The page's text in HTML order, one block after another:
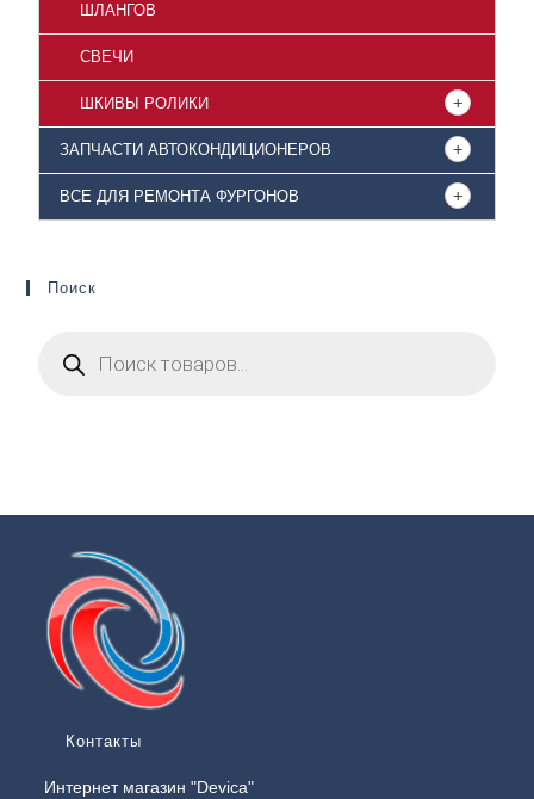
ШЛАНГОВ
СВЕЧИ
ШКИВЫ РОЛИКИ
ЗАПЧАСТИ АВТОКОНДИЦИОНЕРОВ
ВСЕ ДЛЯ РЕМОНТА ФУРГОНОВ
Поиск
Контакты
Интернет магазин "Devica"